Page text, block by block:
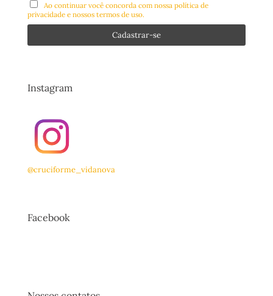
Ao continuar você concorda com nossa política de
privacidade e nossos termos de uso.
Instagram
@cruciforme_vidanova
Facebook